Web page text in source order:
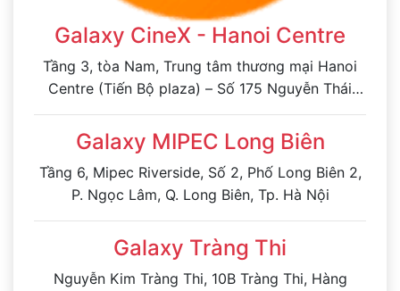
Galaxy CineX - Hanoi Centre
Tầng 3, tòa Nam, Trung tâm thương mại Hanoi
Centre (Tiến Bộ plaza) – Số 175 Nguyễn Thái
Học, phường Ô Chợ Dừa, Hà Nội
Galaxy MIPEC Long Biên
Tầng 6, Mipec Riverside, Số 2, Phố Long Biên 2,
P. Ngọc Lâm, Q. Long Biên, Tp. Hà Nội
Galaxy Tràng Thi
Nguyễn Kim Tràng Thi, 10B Tràng Thi, Hàng